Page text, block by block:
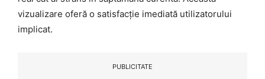
vizualizare oferă o satisfacție imediată utilizatorului
implicat.
PUBLICITATE